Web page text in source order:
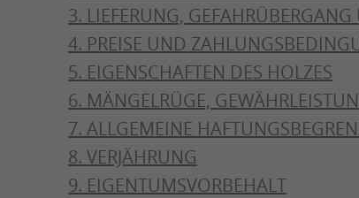
3. LIEFERUNG,
4. PREISE UND
5. EIGENSCHAFTEN DES HOLZES
6. MÄNGELRÜGE,
7. ALLGEMEINE
8. VERJÄHRUNG
9. EIGENTUMSVORBEHALT